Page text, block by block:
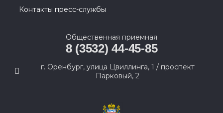
Контакты пресс-службы
Общественная приемная
8 (3532) 44-45-85
г. Оренбург, улица Цвиллинга, 1 / проспект
Парковый, 2